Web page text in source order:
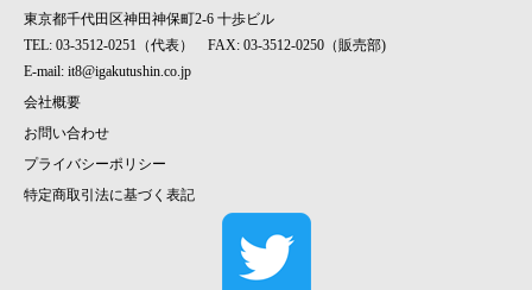
東京都千代田区神田神保町2-6 十歩ビル
TEL: 03-3512-0251（代表） FAX: 03-3512-0250（販売部)
E-mail: it8@igakutushin.co.jp
会社概要
お問い合わせ
プライバシーポリシー
特定商取引法に基づく表記